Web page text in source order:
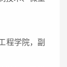
程学院，副